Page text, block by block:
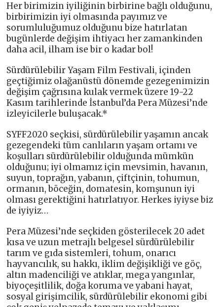
Her birimizin iyiliğinin birbirine bağlı olduğunu,
birbirimizin iyi olmasında payımız ve
sorumluluğumuz olduğunu bize hatırlatan
bugünlerde değişim ihtiyacı her zamankinden
daha acil, ilham ise bir o kadar bol!
Sürdürülebilir Yaşam Film Festivali, içinden
geçtiğimiz olağanüstü dönemde gezegenimizin
değişim çağrısına kulak vermek üzere 19-22
Kasım tarihlerinde İstanbul’da Pera Müzesi’nde
izleyicilerle buluşacak.*
SYFF2020 seçkisi, sürdürülebilir yaşamın ancak
gezegendeki tüm canlıların yaşam ortamı ve
koşulları sürdürülebilir olduğunda mümkün
olduğunu; iyi olmamız için mevsimin, havanın,
suyun, toprağın, yabanın, çiftçinin, tohumun,
ormanın, böceğin, domatesin, komşunun iyi
olması gerektiğini hatırlatıyor. Herkes iyiyse biz
de iyiyiz…
Pera Müzesi’nde seçkiden gösterilecek 20 adet
kısa ve uzun metrajlı belgesel sürdürülebilir
tarım ve gıda sistemleri, tohum, onarıcı
hayvancılık, su hakkı, iklim değişikliği ve göç,
altın madenciliği ve atıklar, mega yangınlar,
biyoçeşitlilik, doğa koruma ve yabani hayat,
sosyal girişimcilik, sürdürülebilir ekonomi gibi